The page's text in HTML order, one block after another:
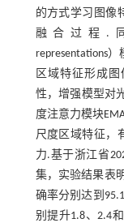
的方式学习图像
融合过程.同
representations
区域特征形成
性，增强模型对
度注意力模块
尺度区域特征，
力.基于浙江省
集，实验结果表
确率分别达到
别提升1.8、2.4